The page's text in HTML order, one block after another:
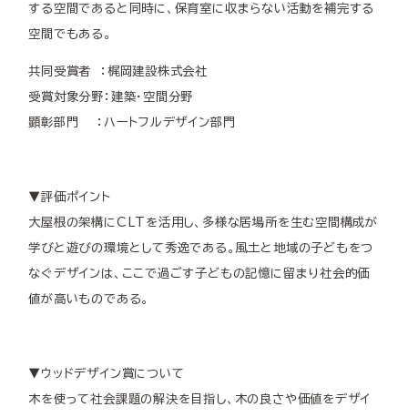
する空間であると同時に、保育室に収まらない活動を補完する
空間でもある。
共同受賞者 ：梶岡建設株式会社
受賞対象分野：建築・空間分野
顕彰部門 ：ハートフルデザイン部門
▼評価ポイント
大屋根の架構にCLTを活用し、多様な居場所を生む空間構成が
学びと遊びの環境として秀逸である。風土と地域の子どもをつ
なぐデザインは、ここで過ごす子どもの記憶に留まり社会的価
値が高いものである。
▼ウッドデザイン賞について
木を使って社会課題の解決を目指し、木の良さや価値をデザイ